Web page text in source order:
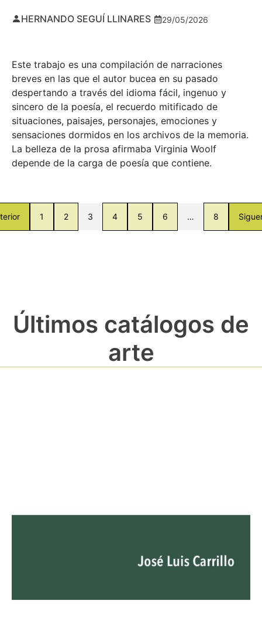
HERNANDO SEGUÍ LLINARES 29/05/2026
Este trabajo es una compilación de narraciones
breves en las que el autor bucea en su pasado
despertando a través del idioma fácil, ingenuo y
sincero de la poesía, el recuerdo mitificado de
situaciones, paisajes, personajes, emociones y
sensaciones dormidos en los archivos de la memoria.
La belleza de la prosa afirmaba Virginia Woolf
depende de la carga de poesía que contiene.
1 2 3 4 5 6 … 8
Últimos catálogos de
arte